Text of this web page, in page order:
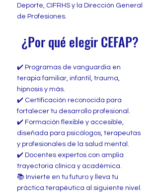
Deporte, CIFRHS y la Dirección General
de Profesiones.
¿Por qué elegir CEFAP?
✔️ Programas de vanguardia en
terapia familiar, infantil, trauma,
hipnosis y más.
✔️ Certificación reconocida para
fortalecer tu desarrollo profesional.
✔️ Formación flexible y accesible,
diseñada para psicólogos, terapeutas
y profesionales de la salud mental.
✔️ Docentes expertos con amplia
trayectoria clínica y académica.
📚 Invierte en tu futuro y lleva tu
práctica terapéutica al siguiente nivel.